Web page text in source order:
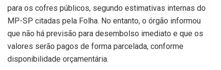
para os cofres públicos, segundo estimativas internas do
MP-SP citadas pela Folha. No entanto, o órgão informou
que não há previsão para desembolso imediato e que os
valores serão pagos de forma parcelada, conforme
disponibilidade orçamentária.